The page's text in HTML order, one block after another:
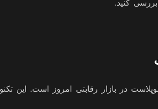
بررسی کنید.
در بازار رقابتی امروز است. این